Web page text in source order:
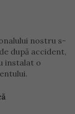
nostru s-
după accident,
instalat o